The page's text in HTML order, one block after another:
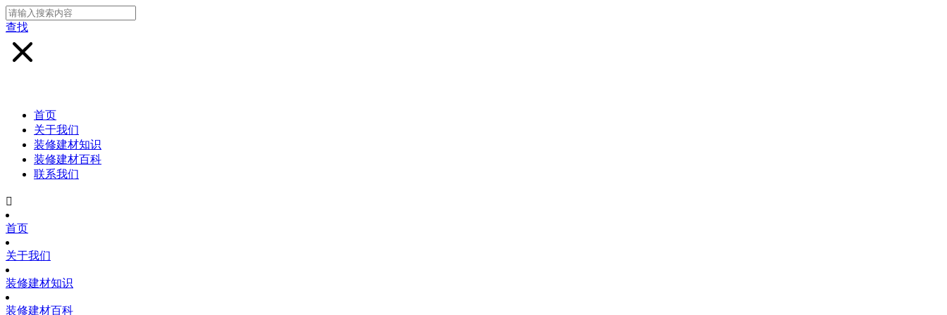
查找
首页
关于我们
装修建材知识
装修建材百科
联系我们

首页
关于我们
装修建材知识
装修建材百科